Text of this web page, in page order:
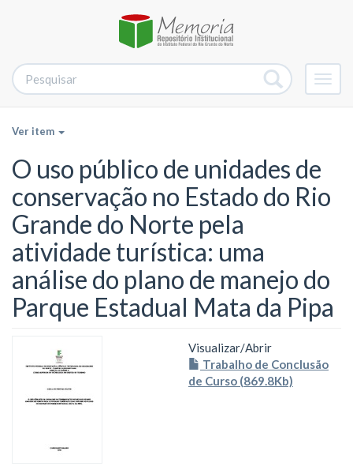
Ver item
O uso público de unidades de
conservação no Estado do Rio
Grande do Norte pela
atividade turística: uma
análise do plano de manejo do
Parque Estadual Mata da Pipa
Visualizar/Abrir
Trabalho de Conclusão
de Curso (869.8Kb)